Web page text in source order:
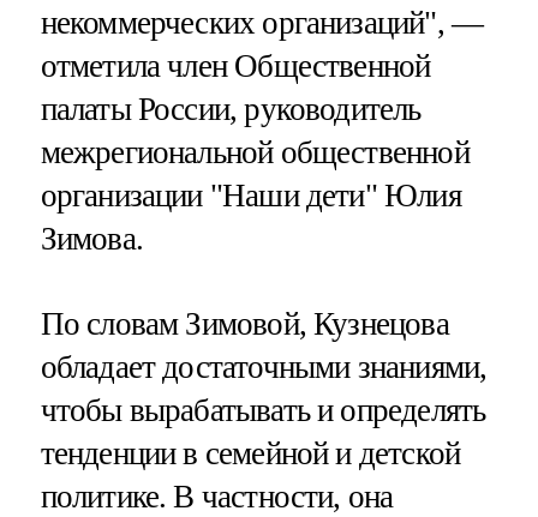
некоммерческих организаций", —
отметила член Общественной
палаты России, руководитель
межрегиональной общественной
организации "Наши дети" Юлия
Зимова.
По словам Зимовой, Кузнецова
обладает достаточными знаниями,
чтобы вырабатывать и определять
тенденции в семейной и детской
политике. В частности, она